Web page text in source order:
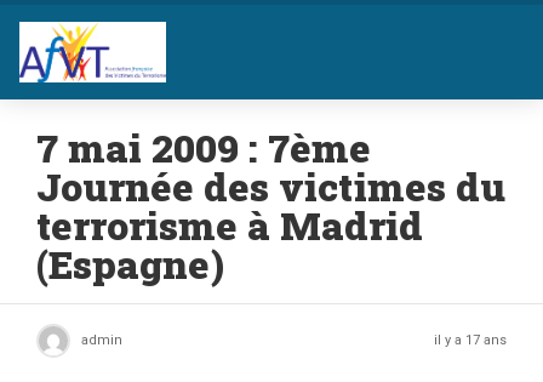
7 mai 2009 : 7ème
Journée des victimes du
terrorisme à Madrid
(Espagne)
admin il y a 17 ans